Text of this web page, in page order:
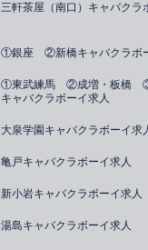
三軒茶屋（南口）キャバクラ
①銀座 ②新橋キャバクラボ
①東武練馬 ②成増・板橋
キャバクラボーイ求人
大泉学園キャバクラボーイ求
亀戸キャバクラボーイ求人
新小岩キャバクラボーイ求人
湯島キャバクラボーイ求人